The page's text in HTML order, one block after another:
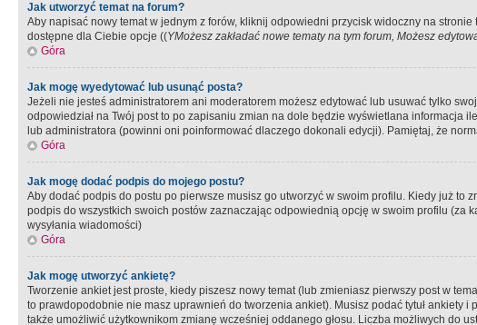
Jak utworzyć temat na forum?
Aby napisać nowy temat w jednym z forów, kliknij odpowiedni przycisk widoczny na
dostępne dla Ciebie opcje ((YMożesz zakładać nowe tematy na tym forum, Możesz
Góra
Jak mogę wyedytować lub usunąć posta?
Jeżeli nie jesteś administratorem ani moderatorem możesz edytować lub usuwać tylko
odpowiedział na Twój post to po zapisaniu zmian na dole będzie wyświetlana informacja
lub administratora (powinni oni poinformować dlaczego dokonali edycji). Pamiętaj, że
Góra
Jak mogę dodać podpis do mojego postu?
Aby dodać podpis do postu po pierwsze musisz go utworzyć w swoim profilu. Kiedy już to
podpis do wszystkich swoich postów zaznaczając odpowiednią opcję w swoim profilu (za
wysyłania wiadomości)
Góra
Jak mogę utworzyć ankietę?
Tworzenie ankiet jest proste, kiedy piszesz nowy temat (lub zmieniasz pierwszy post w
to prawdopodobnie nie masz uprawnień do tworzenia ankiet). Musisz podać tytuł
także umożliwić użytkownikom zmianę wcześniej oddanego głosu. Liczba możliwych do